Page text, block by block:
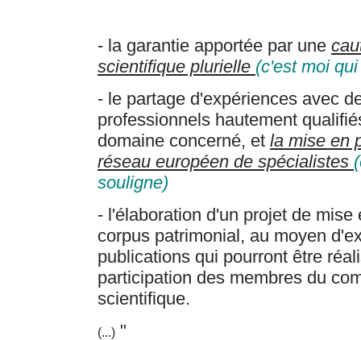
- la garantie apportée par une
scientifique plurielle (c'est moi
- le partage d'expériences avec
professionnels hautement
domaine concerné, et la mise en
réseau européen de spécialistes
souligne)
- l'élaboration d'un projet de mise
corpus patrimonial, au moyen
publications qui pourront être
participation des membres du
scientifique.
(...) "